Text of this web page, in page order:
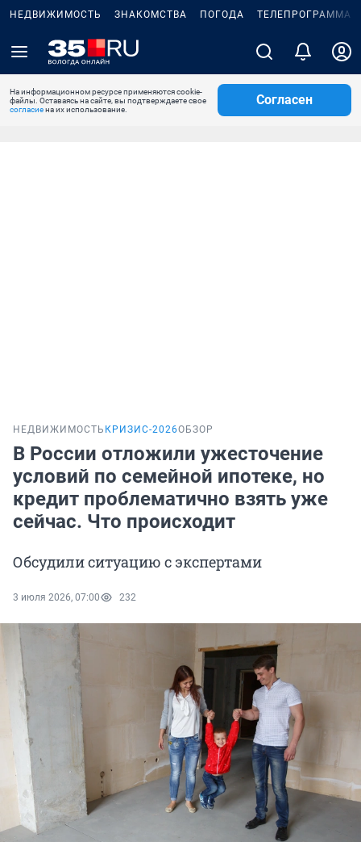
НЕДВИЖИМОСТЬ ЗНАКОМСТВА ПОГОДА ТЕЛЕПРОГРАММА
На информационном ресурсе применяются cookie-
файлы. Оставаясь на сайте, вы подтверждаете свое
согласиена их использование.
Согласен
НЕДВИЖИМОСТЬ КРИЗИС-2026ОБЗОР
В России отложили ужесточение
условий по семейной ипотеке, но
кредит проблематично взять уже
сейчас. Что происходит
Обсудили ситуацию с экспертами
3 июля 2026, 07:00 232